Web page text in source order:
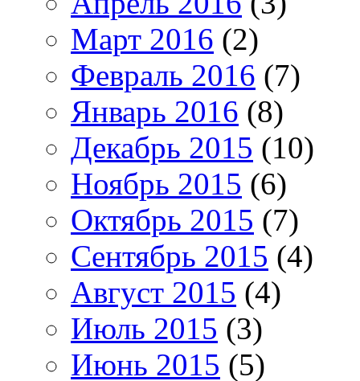
Март 2016 (2)
Февраль 2016 (7)
Январь 2016 (8)
Декабрь 2015 (10)
Ноябрь 2015 (6)
Октябрь 2015 (7)
Сентябрь 2015 (4)
Август 2015 (4)
Июль 2015 (3)
Июнь 2015 (5)